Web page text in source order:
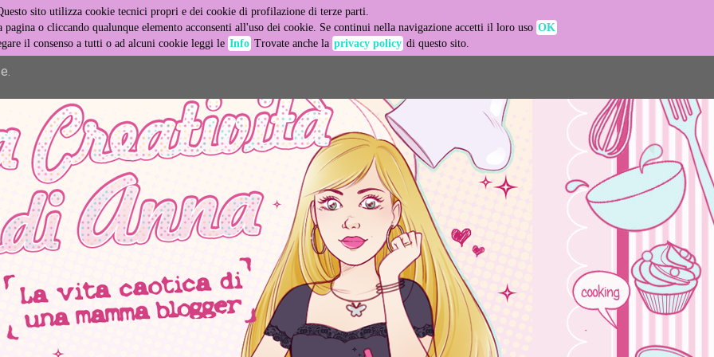
sito utilizza cookie tecnici propri e dei cookie di profilazione di terze parti.
pagina o cliccando qualunque elemento acconsenti all'uso dei cookie. Se continui nella navigazione accetti il loro uso OK
il consenso a tutti o ad alcuni cookie leggi le Info Trovate anche la privacy policy di questo sito.
its services and to analyze traffic. Your IP address and user-agent
and security metrics to ensure quality of service, generate usage
LEARN MORE